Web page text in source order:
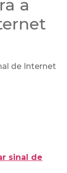
a
de Internet
sinal de